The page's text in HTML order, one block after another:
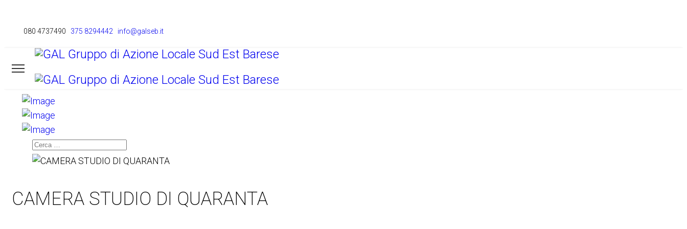
080 4737490 375 8294442 info@galseb.it
Cerca
LE START UP EXTRA AGRICOLE DEL GAL
AZIONE 1 DEL PIANO AZIONE LOCALE 2014 - 2020: GLI AIUTI DESTINATI ALLO START UP DI NUOVE IMPRESE
CAMERA STUDIO DI QUARANTA